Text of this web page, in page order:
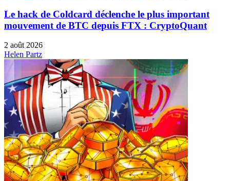
Le hack de Coldcard déclenche le plus important
mouvement de BTC depuis FTX : CryptoQuant
2 août 2026
Helen Partz